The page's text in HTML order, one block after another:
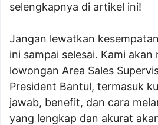
selengkapnya di artikel ini!
Jangan lewatkan
ini sampai selesai. Kami akan
lowongan Area Sales
President Bantul, termasuk
jawab, benefit, dan cara
yang lengkap dan akurat